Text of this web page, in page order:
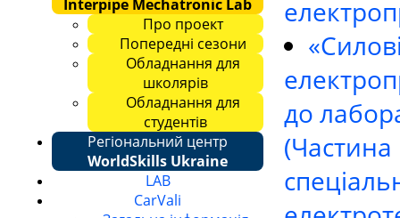
Interpipe Mechatronic Lab
Про проект
Попередні сезони
Обладнання для
школярів
Обладнання для
студентів
Регіональний центр
WorldSkills Ukraine
LAB
CarVali
до
(Частина